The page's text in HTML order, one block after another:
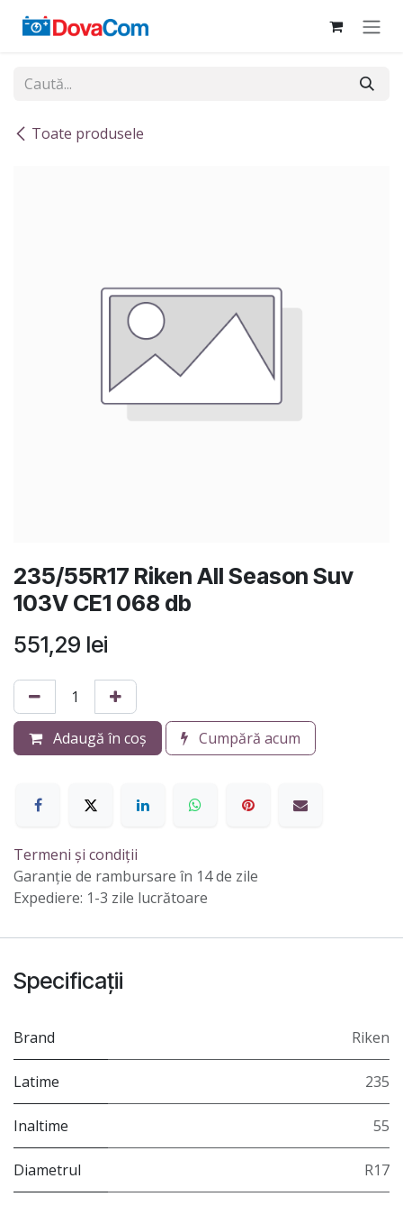
Toate produsele
235/55R17 Riken All Season Suv
103V CE1 068 db
551,29 lei
Adaugă în coș Cumpără acum
Termeni și condiții
Garanție de rambursare în 14 de zile
Expediere: 1-3 zile lucrătoare
Specificații
Brand Riken
Latime 235
Inaltime 55
Diametrul R17